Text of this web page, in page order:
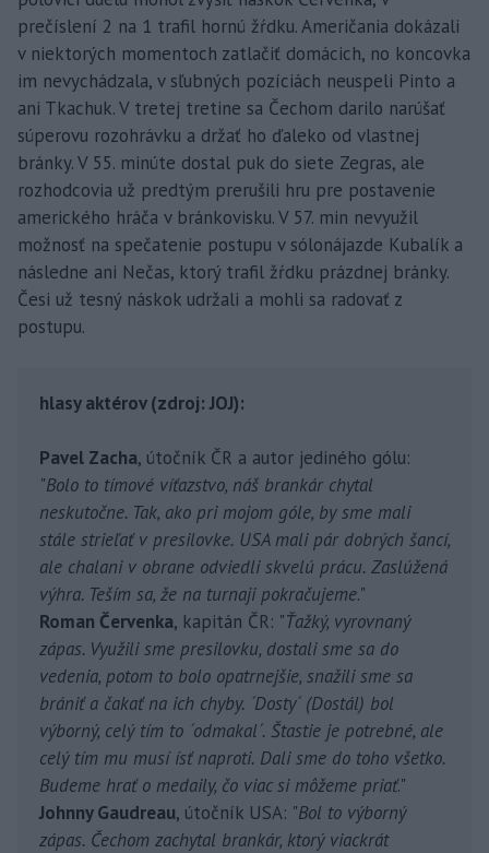
prečíslení 2 na 1 trafil hornú žŕdku. Američania dokázali
v niektorých momentoch zatlačiť domácich, no koncovka
im nevychádzala, v sľubných pozíciách neuspeli Pinto a
ani Tkachuk. V tretej tretine sa Čechom darilo narúšať
súperovu rozohrávku a držať ho ďaleko od vlastnej
bránky. V 55. minúte dostal puk do siete Zegras, ale
rozhodcovia už predtým prerušili hru pre postavenie
amerického hráča v bránkovisku. V 57. min nevyužil
možnosť na spečatenie postupu v sólonájazde Kubalík a
následne ani Nečas, ktorý trafil žŕdku prázdnej bránky.
Česi už tesný náskok udržali a mohli sa radovať z
postupu.
hlasy aktérov (zdroj: JOJ):
Pavel Zacha, útočník ČR a autor jediného gólu:
"Bolo to tímové víťazstvo, náš brankár chytal
neskutočne. Tak, ako pri mojom góle, by sme mali
stále strieľať v presilovke. USA mali pár dobrých šancí,
ale chalani v obrane odviedli skvelú prácu. Zaslúžená
výhra. Teším sa, že na turnaji pokračujeme."
Roman Červenka, kapitán ČR: "Ťažký, vyrovnaný
zápas. Využili sme presilovku, dostali sme sa do
vedenia, potom to bolo opatrnejšie, snažili sme sa
brániť a čakať na ich chyby. ´Dosty´ (Dostál) bol
výborný, celý tím to ´odmakal´. Štastie je potrebné, ale
celý tím mu musí ísť naproti. Dali sme do toho všetko.
Budeme hrať o medaily, čo viac si môžeme priať."
Johnny Gaudreau, útočník USA: "Bol to výborný
zápas. Čechom zachytal brankár, ktorý viackrát